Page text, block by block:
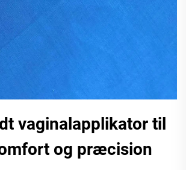
vaginalapplikator til
og præcision